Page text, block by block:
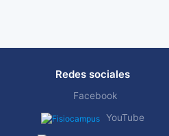
Redes sociales
Facebook
YouTube